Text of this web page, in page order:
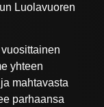
Luolavuoren
yhteen
mahtavasta
parhaansa